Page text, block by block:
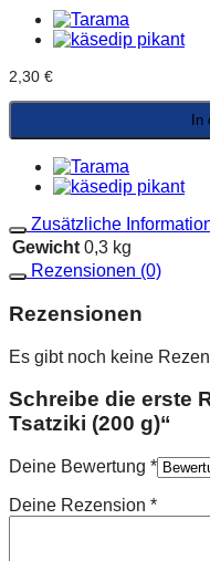
2,30 €
Zusätzliche
Gewicht 0,3 kg
Rezensionen (0)
Rezensionen
Es gibt noch keine
Schreibe die erste
Tsatziki (200 g)“
Deine Bewertung *
Deine Rezension *